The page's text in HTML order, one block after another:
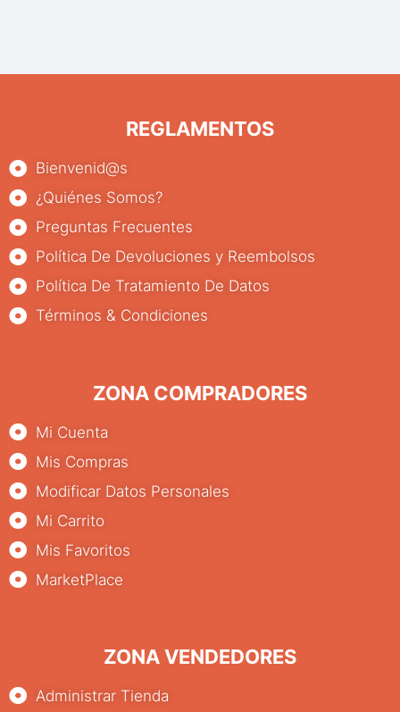
REGLAMENTOS
Bienvenid@s
¿Quiénes Somos?
Preguntas Frecuentes
Política De Devoluciones y Reembolsos
Política De Tratamiento De Datos
Términos & Condiciones
ZONA COMPRADORES
Mi Cuenta
Mis Compras
Modificar Datos Personales
Mi Carrito
Mis Favoritos
MarketPlace
ZONA VENDEDORES
Administrar Tienda